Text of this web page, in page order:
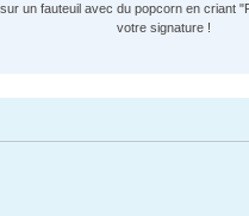
un fauteuil avec du popcorn en criant
votre signature !